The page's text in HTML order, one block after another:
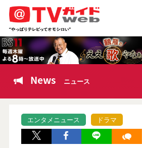
News ニュース
エンタメニュース ドラマ